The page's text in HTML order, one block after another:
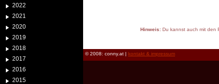
2022
2021
2020
2019
2018
2017
2016
2015
Hinweis:Du kannst auch mit den
© 2008: conny.at | kontakt & impressum